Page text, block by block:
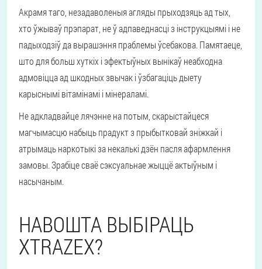
Акрамя таго, незадаволеныя агляды прыходзяць ад тых,
хто ўжываў прэпарат, не ў адпаведнасці з інструкцыямі і не
падыходзіў да вырашэння праблемы ўсебакова. Памятаеце,
што для больш хуткіх і эфектыўных вынікаў неабходна
адмовіцца ад шкодных звычак і ўзбагаціць дыету
карыснымі вітамінамі і мінераламі.
Не адкладвайце лячэнне на потым, скарыстайцеся
магчымасцю набыць прадукт з прыбытковай зніжкай і
атрымаць наркотыкі за некалькі дзён пасля афармлення
замовы. Зрабіце сваё сэксуальнае жыццё актыўным і
насычаным.
НАВОШТА ВЫБІРАЦЬ
XTRAZEX?